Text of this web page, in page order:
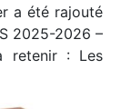
a été rajouté
2025-2026 –
retenir : Les